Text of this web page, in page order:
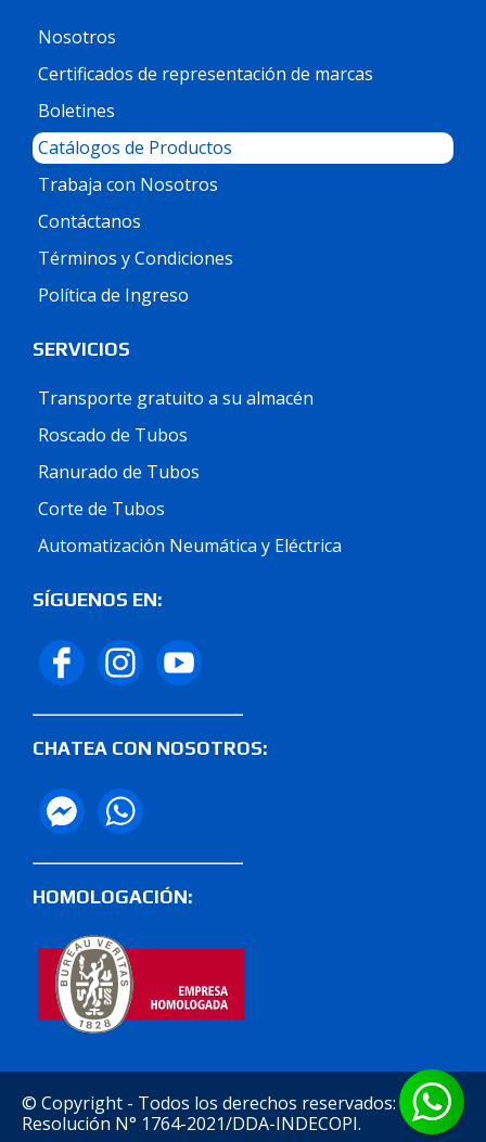
Nosotros
Certificados de representación de marcas
Boletines
Catálogos de Productos
Trabaja con Nosotros
Contáctanos
Términos y Condiciones
Política de Ingreso
SERVICIOS
Transporte gratuito a su almacén
Roscado de Tubos
Ranurado de Tubos
Corte de Tubos
Automatización Neumática y Eléctrica
SÍGUENOS EN:
CHATEA CON NOSOTROS:
HOMOLOGACIÓN:
© Copyright - Todos los derechos reservados:
Resolución N° 1764-2021/DDA-INDECOPI.